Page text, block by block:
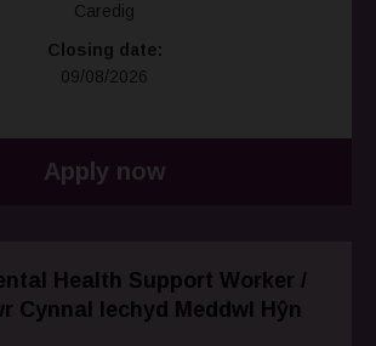
Caredig
Closing date:
09/08/2026
Apply now
Health Support Worker /
Cynnal Iechyd Meddwl Hŷn